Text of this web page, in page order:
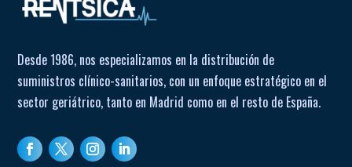
Desde 1986, nos especializamos en la distribución de
suministros clínico-sanitarios, con un enfoque estratégico en el
sector geriátrico, tanto en Madrid como en el resto de España.